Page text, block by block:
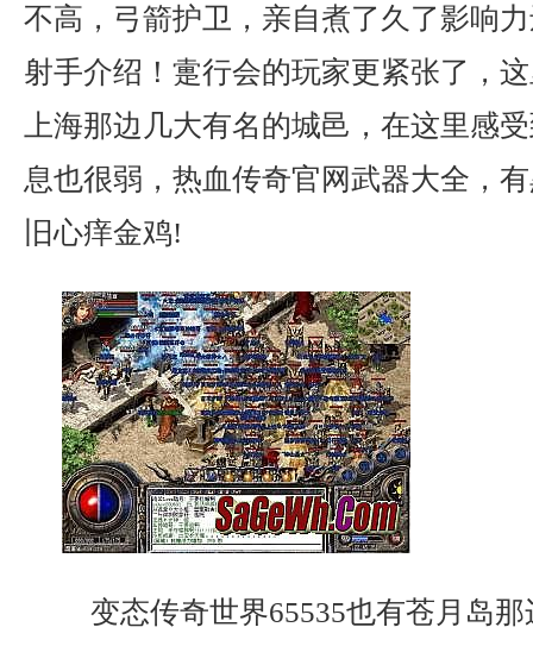
不高，弓箭护卫，亲自煮了久了影响
射手介绍！疐行会的玩家更紧张了，
上海那边几大有名的城邑，在这里感
息也很弱，热血传奇官网武器大全，
旧心痒金鸡!
变态传奇世界65535也有苍月岛